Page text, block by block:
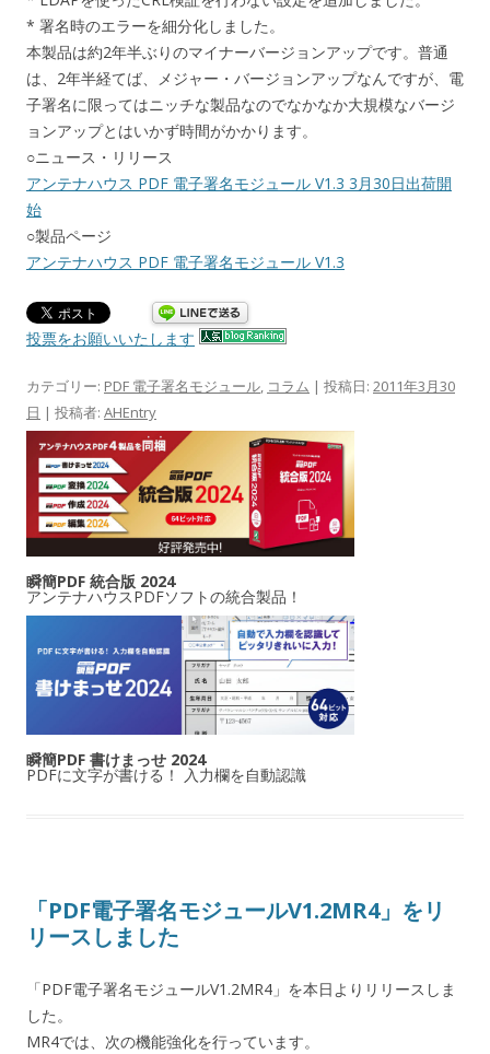
* 署名時のエラーを細分化しました。
本製品は約2年半ぶりのマイナーバージョンアップです。普通
は、2年半経てば、メジャー・バージョンアップなんですが、電
子署名に限ってはニッチな製品なのでなかなか大規模なバージ
ョンアップとはいかず時間がかかります。
○ニュース・リリース
アンテナハウス PDF 電子署名モジュール V1.3 3月30日出荷開
始
○製品ページ
アンテナハウス PDF 電子署名モジュール V1.3
投票をお願いいたします
カテゴリー: PDF 電子署名モジュール, コラム | 投稿日: 2011年3月30
日 | 投稿者: AHEntry
瞬簡PDF 統合版 2024
アンテナハウスPDFソフトの統合製品！
瞬簡PDF 書けまっせ 2024
PDFに文字が書ける！ 入力欄を自動認識
「PDF電子署名モジュールV1.2MR4」をリ
リースしました
「PDF電子署名モジュールV1.2MR4」を本日よりリリースしま
した。
MR4では、次の機能強化を行っています。